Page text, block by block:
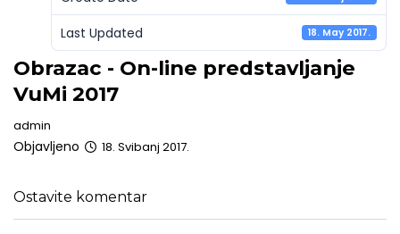
Last Updated 18. May 2017.
Obrazac - On-line predstavljanje
VuMi 2017
admin
Objavljeno 18. Svibanj 2017.
Ostavite komentar